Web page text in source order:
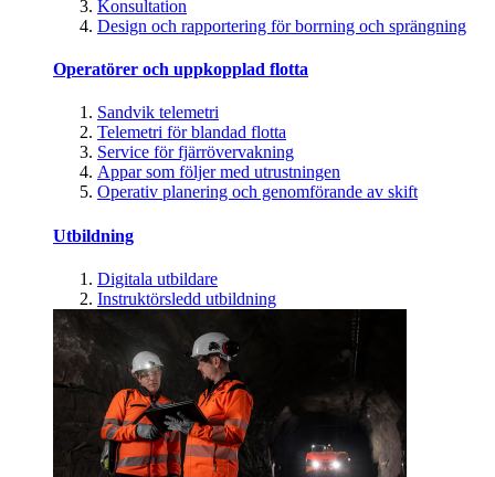
Konsultation
Design och rapportering för borrning och sprängning
Operatörer och uppkopplad flotta
Sandvik telemetri
Telemetri för blandad flotta
Service för fjärrövervakning
Appar som följer med utrustningen
Operativ planering och genomförande av skift
Utbildning
Digitala utbildare
Instruktörsledd utbildning